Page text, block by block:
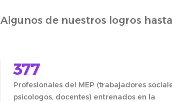
Algunos de nuestros logros
Profesionales del MEP (trabajadores
psicologos, docentes) entrenados en la
377